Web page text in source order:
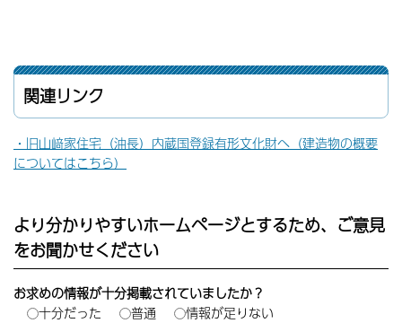
関連リンク
・旧山﨑家住宅（油長）内蔵国登録有形文化財へ（建造物の概要
についてはこちら）
より分かりやすいホームページとするため、ご意見
をお聞かせください
お求めの情報が十分掲載されていましたか？
十分だった
普通
情報が足りない